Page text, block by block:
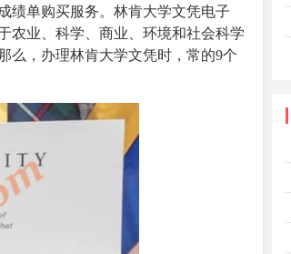
绩单购买服务。林肯大学文凭电子
农业、科学、商业、环境和社会科学
么，办理林肯大学文凭时，常的9个